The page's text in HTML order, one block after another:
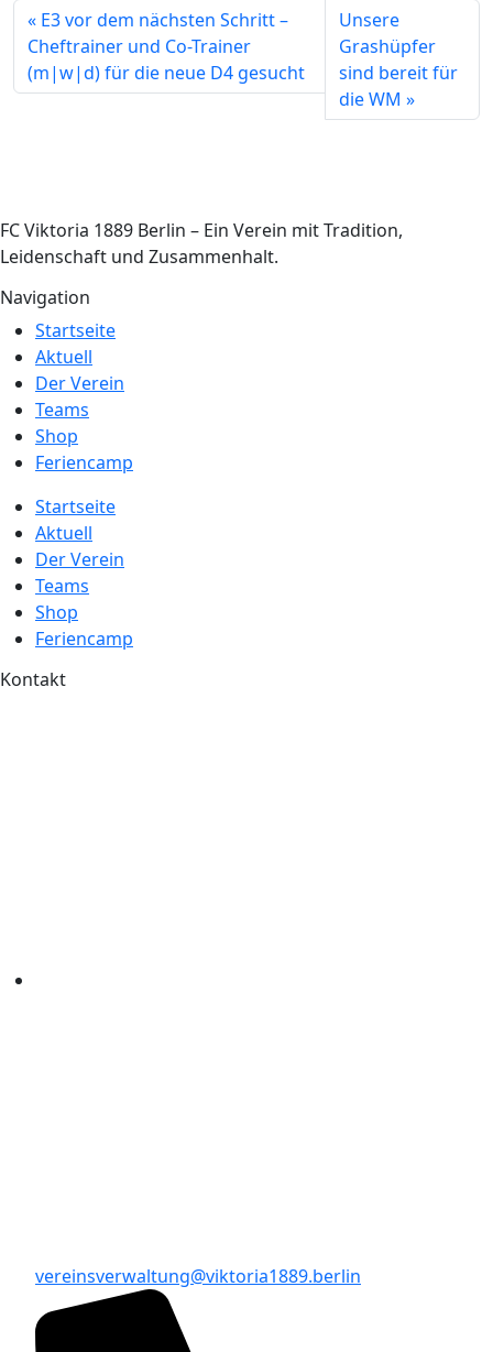
E3 vor dem nächsten Schritt –
Cheftrainer und Co-Trainer
(m|w|d) für die neue D4 gesucht
Unsere
Grashüpfer
sind bereit für
die WM
FC Viktoria 1889 Berlin – Ein Verein mit Tradition,
Leidenschaft und Zusammenhalt.
Navigation
Startseite
Aktuell
Der Verein
Teams
Shop
Feriencamp
Startseite
Aktuell
Der Verein
Teams
Shop
Feriencamp
Kontakt
vereinsverwaltung@viktoria1889.berlin